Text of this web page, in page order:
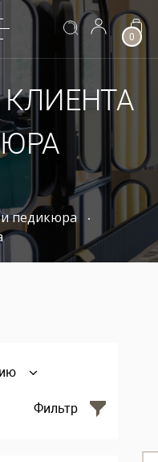
0
педикюра
Фильтр